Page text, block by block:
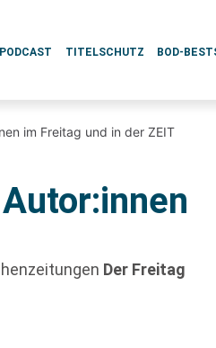
PODCAST TITELSCHUTZ BOD-
im Freitag und in der ZEIT
Der Freitag